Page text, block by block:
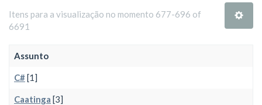
Itens para a visualização no momento 677-696 of
6691
Assunto
C#[1]
Caatinga [3]